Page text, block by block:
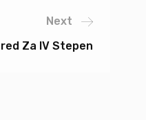
Next
Za IV Stepen